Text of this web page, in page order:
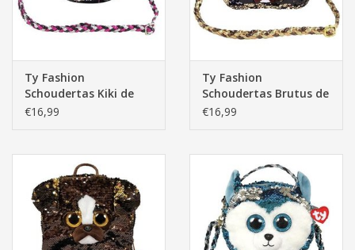
Ty Fashion
Schoudertas Kiki de
Grijze Kat 20cm
€16,99
Ty Fashion
Schoudertas Brutus de
Bruine Hond 20cm
€16,99